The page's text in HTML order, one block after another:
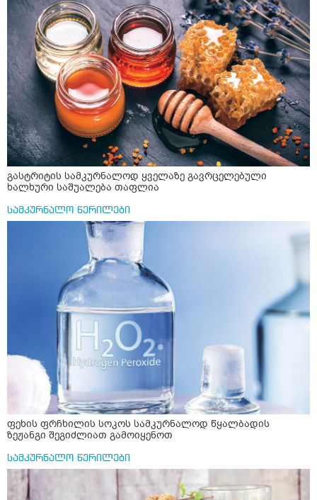
გასტრიტის სამკურნალოდ ყველაზე გავრცელებული
ხალხური საშუალება თაფლია
სამკურნალო წერილები
ფეხის ფრჩხილის სოკოს სამკურნალოდ წყალბადის
ზეჟანგი შეგიძლიათ გამოიყენოთ
სამკურნალო წერილები